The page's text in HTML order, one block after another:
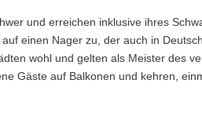
und erreichen inklusive ihres
einen Nager zu, der auch in
wohl und gelten als Meister des
Gäste auf Balkonen und kehren,